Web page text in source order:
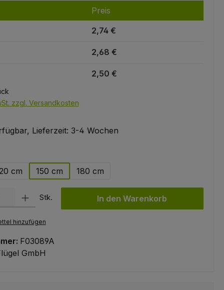
Preis
2,74 €
2,68 €
2,50 €
zzgl. Versandkosten
Lieferzeit: 3-4 Wochen
cm 150 cm 180 cm
Gib den gewünschten Wert ein oder benutze die Schaltflächen
Stk. In den Warenkorb
hinzufügen
F03089A
GmbH